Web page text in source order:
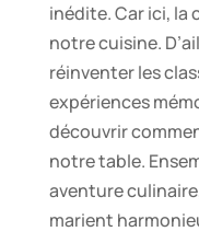
inédite. Car ici,
notre cuisine.
réinventer les
expériences
découvrir
notre table.
aventure
marient